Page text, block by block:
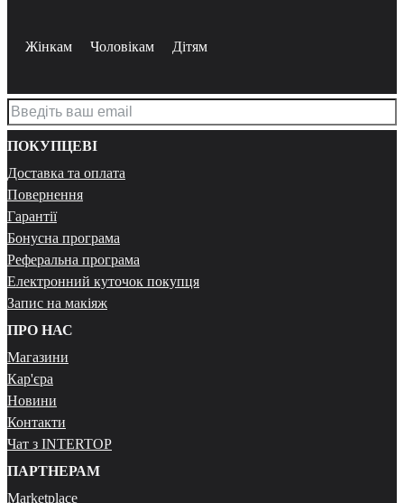
Жінкам Чоловікам Дітям
ПОКУПЦЕВІ
Доставка та оплата
Повернення
Гарантії
Бонусна програма
Реферальна програма
Електронний куточок покупця
Запис на макіяж
ПРО НАС
Магазини
Кар'єра
Новини
Контакти
Чат з INTERTOP
ПАРТНЕРАМ
Marketplace